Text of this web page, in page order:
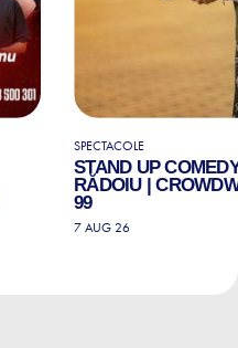
SPECTACOLE
STAND UP
RĂDOIU |
99
7 AUG 26